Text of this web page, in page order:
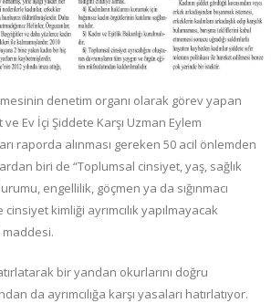
denetim organı olarak görev yapan
ve Ev İçi Şiddete Karşı Uzman Eylem
raporda alınması gereken 50 acil önlemden
biri de “Toplumsal cinsiyet, yaş, sağlık
engellilik, göçmen ya da sığınmacı
kimliği ayrımcılık yapılmayacak
maddesi.
bir yandan okurlarını doğru
da ayrımcılığa karşı yasaları hatırlatıyor.